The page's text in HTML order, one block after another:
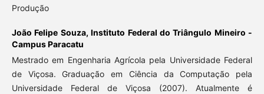
Produção
João Felipe Souza,Instituto Federal do Triângulo Mineiro -
Campus Paracatu
Mestrado em Engenharia Agrícola pela Universidade Federal
de Viçosa. Graduação em Ciência da Computação pela
Universidade Federal de Viçosa (2007). Atualmente é